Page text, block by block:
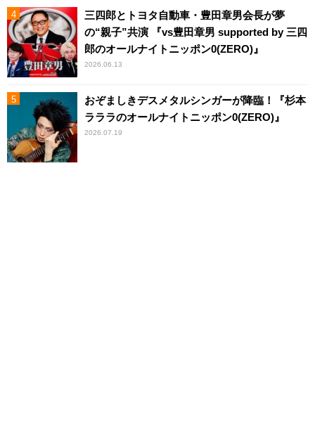
三四郎とトヨタ自動車・豊田章男会長が夢
の“親子”共演 『vs豊田章男 supported by 三四
郎のオールナイトニッポン0(ZERO)』
2026.06.13
おぞましきデスメタルシンガーが降臨！『杉本
ラララのオールナイトニッポン0(ZERO)』
2026.07.19